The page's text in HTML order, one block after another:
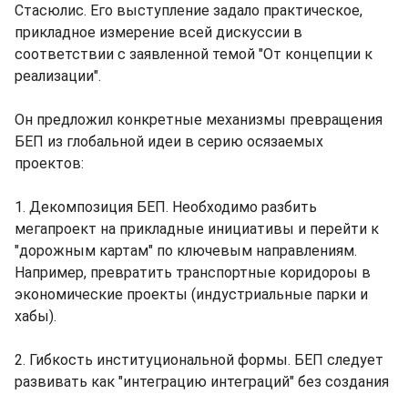
Стасюлис. Его выступление задало практическое,
прикладное измерение всей дискуссии в
соответствии с заявленной темой "От концепции к
реализации".
Он предложил конкретные механизмы превращения
БЕП из глобальной идеи в серию осязаемых
проектов:
1. Декомпозиция БЕП. Необходимо разбить
мегапроект на прикладные инициативы и перейти к
"дорожным картам" по ключевым направлениям.
Например, превратить транспортные коридороы в
экономические проекты (индустриальные парки и
хабы).
2. Гибкость институциональной формы. БЕП следует
развивать как "интеграцию интеграций" без создания